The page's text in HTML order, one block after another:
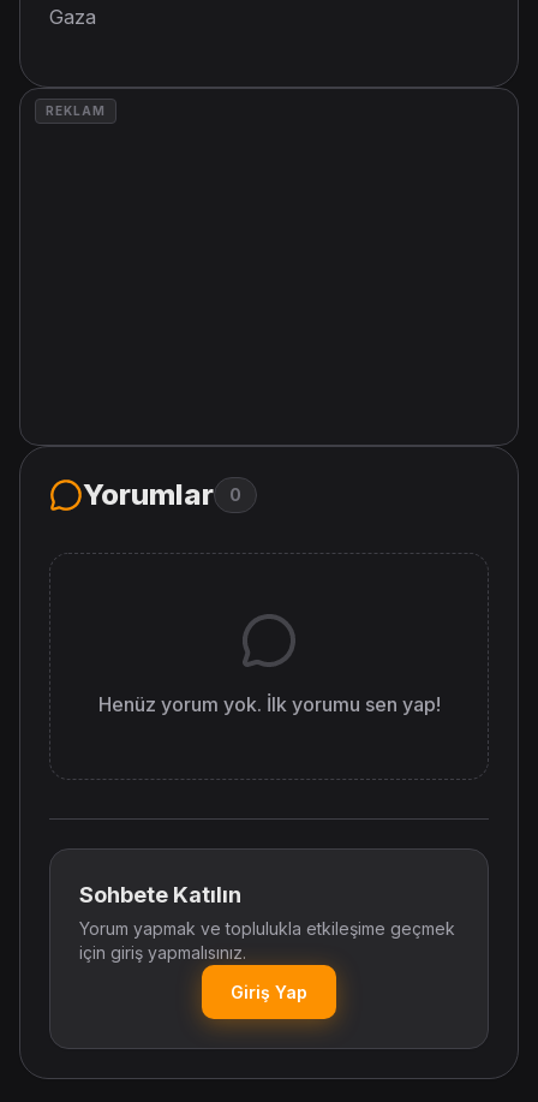
Gaza
REKLAM
Yorumlar 0
Henüz yorum yok. İlk yorumu sen yap!
Sohbete Katılın
Yorum yapmak ve toplulukla etkileşime geçmek
için giriş yapmalısınız.
Giriş Yap